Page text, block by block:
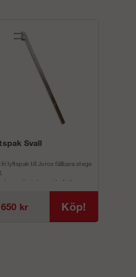
Svall
lyftspak till Joros fällbara stege
fast denna i befintliga
kr Köp!